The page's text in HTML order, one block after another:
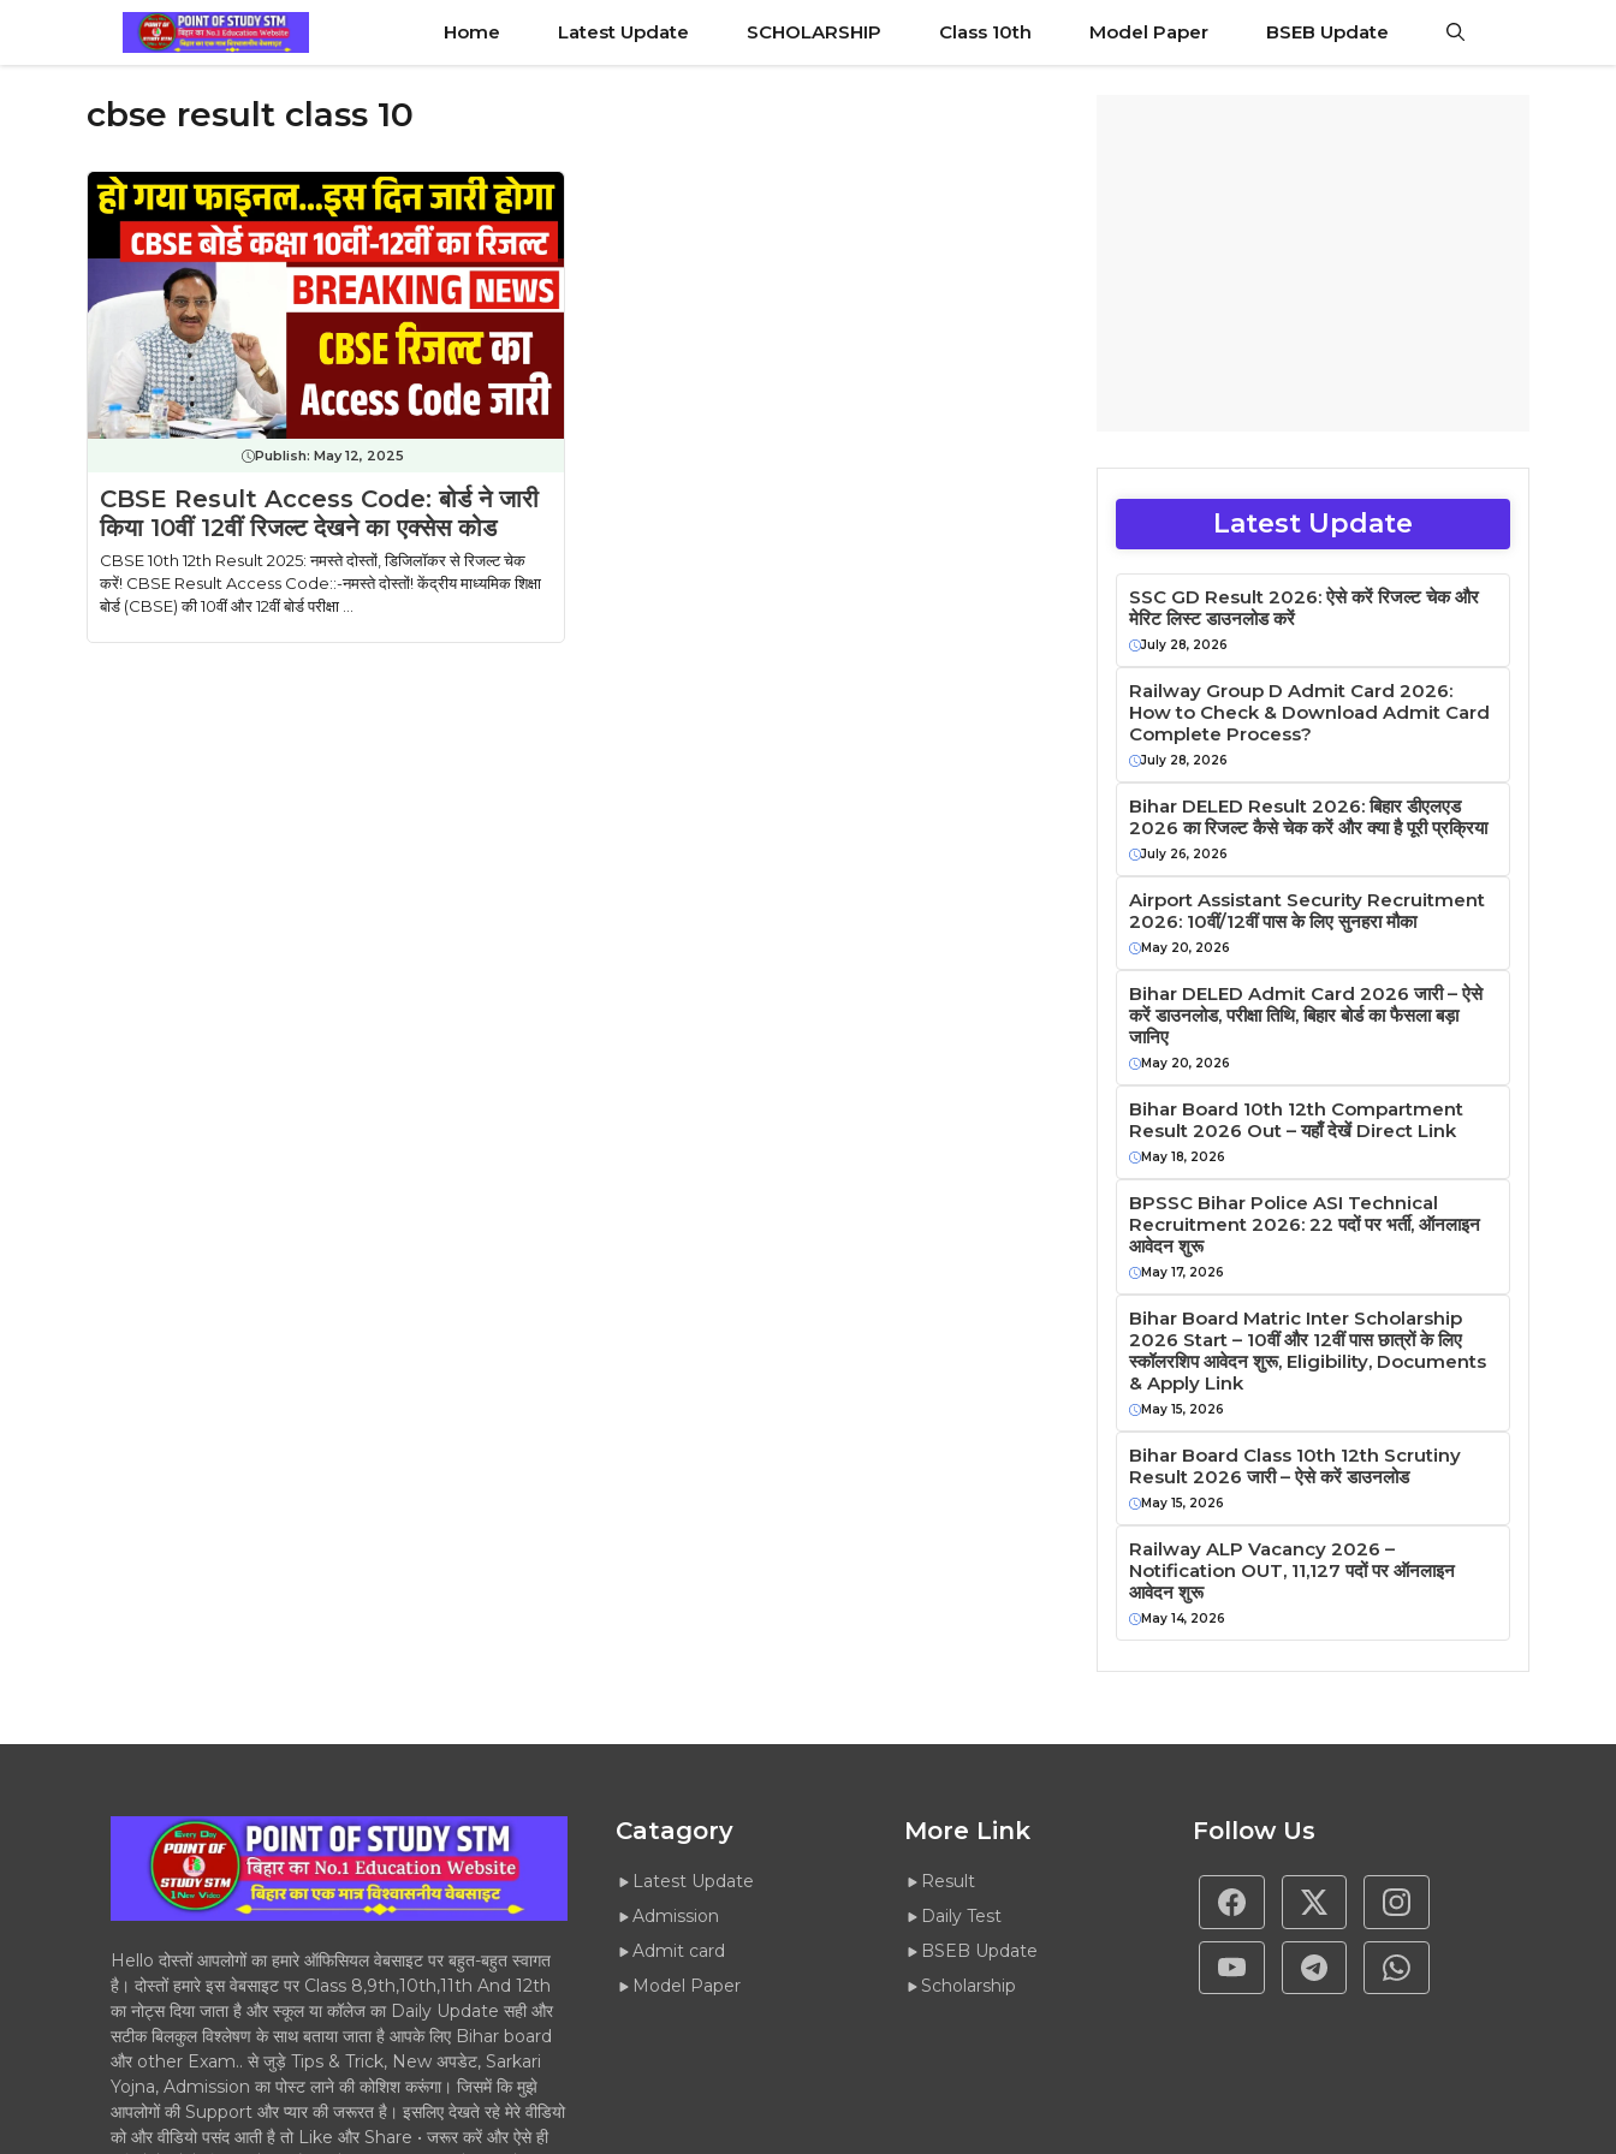
content
Home Latest Update SCHOLARSHIP Class 10th Model Paper BSEB Update
cbse result class 10
Publish: May 12, 2025
CBSE Result Access Code: बोर्ड ने जारी
किया 10वीं 12वीं रिजल्ट देखने का एक्सेस कोड
CBSE 10th 12th Result 2025: नमस्ते दोस्तों, डिजिलॉकर से रिजल्ट चेक
करें! CBSE Result Access Code::-नमस्ते दोस्तों! केंद्रीय माध्यमिक शिक्षा
बोर्ड (CBSE) की 10वीं और 12वीं बोर्ड परीक्षा ...
Latest Update
SSC GD Result 2026: ऐसे करें रिजल्ट चेक और
मेरिट लिस्ट डाउनलोड करें
July 28, 2026
Railway Group D Admit Card 2026:
How to Check & Download Admit Card
Complete Process?
July 28, 2026
Bihar DELED Result 2026: बिहार डीएलएड
2026 का रिजल्ट कैसे चेक करें और क्या है पूरी प्रक्रिया
July 26, 2026
Airport Assistant Security Recruitment
2026: 10वीं/12वीं पास के लिए सुनहरा मौका
May 20, 2026
Bihar DELED Admit Card 2026 जारी – ऐसे
करें डाउनलोड, परीक्षा तिथि, बिहार बोर्ड का फैसला बड़ा
जानिए
May 20, 2026
Bihar Board 10th 12th Compartment
Result 2026 Out – यहाँ देखें Direct Link
May 18, 2026
BPSSC Bihar Police ASI Technical
Recruitment 2026: 22 पदों पर भर्ती, ऑनलाइन
आवेदन शुरू
May 17, 2026
Bihar Board Matric Inter Scholarship
2026 Start – 10वीं और 12वीं पास छात्रों के लिए
स्कॉलरशिप आवेदन शुरू, Eligibility, Documents
& Apply Link
May 15, 2026
Bihar Board Class 10th 12th Scrutiny
Result 2026 जारी – ऐसे करें डाउनलोड
May 15, 2026
Railway ALP Vacancy 2026 –
Notification OUT, 11,127 पदों पर ऑनलाइन
आवेदन शुरू
May 14, 2026
Hello दोस्तों आपलोगों का हमारे ऑफिसियल वेबसाइट पर बहुत-बहुत स्वागत
है। दोस्तों हमारे इस वेबसाइट पर Class 8,9th,10th,11th And 12th
का नोट्स दिया जाता है और स्कूल या कॉलेज का Daily Update सही और
सटीक बिलकुल विश्लेषण के साथ बताया जाता है आपके लिए Bihar board
और other Exam.. से जुड़े Tips & Trick, New अपडेट, Sarkari
Yojna, Admission का पोस्ट लाने की कोशिश करूंगा। जिसमें कि मुझे
आपलोगों की Support और प्यार की जरूरत है। इसलिए देखते रहे मेरे वीडियो
को और वीडियो पसंद आती है तो Like और Share • जरूर करें और ऐसे ही
Catagory
Latest Update
Admission
Admit card
Model Paper
More Link
Result
Daily Test
BSEB Update
Scholarship
Follow Us